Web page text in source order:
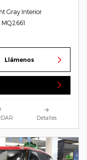
Gray Interior
Llámenos
Detalles